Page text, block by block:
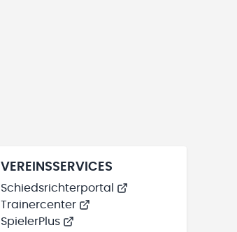
VEREINSSERVICES
Schiedsrichterportal
Trainercenter
SpielerPlus